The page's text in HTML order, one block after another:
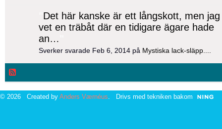
Det här kanske är ett långskott, men jag
vet en träbåt där en tidigare ägare hade
an…
Sverker svarade Feb 6, 2014 på Mystiska lack-släpp....
© 2026 Created by Anders Værnéus . Drivs med tekniken bakom